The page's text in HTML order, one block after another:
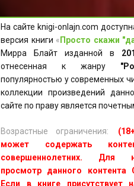
На сайте knigi-onlajn.com
версия книги « Просто скажи
Мирра Блайт изданной в
отнесенная к жанру
популярностью у современных
коллекции произведений
сайте по праву является
Возрастные ограничения:
может содержать
совершеннолетних. Для
просмотр данного
Если в книге присутствует